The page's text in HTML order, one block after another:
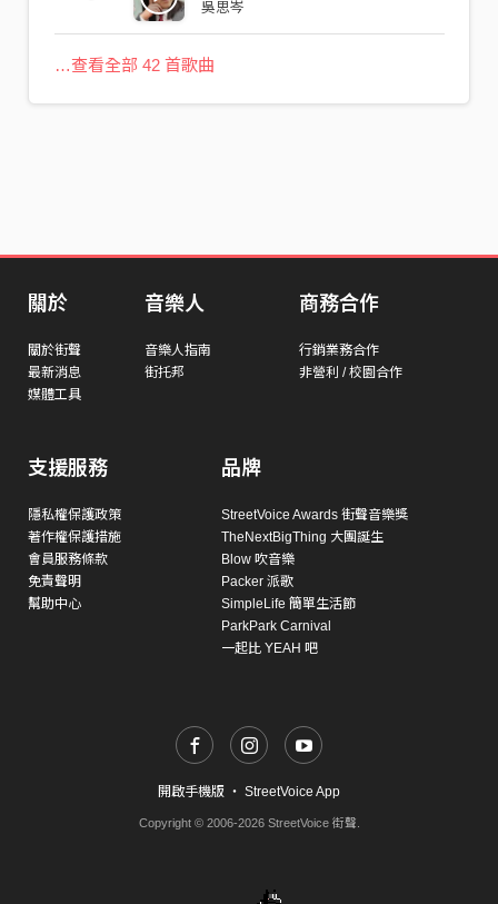
吳思岑
…查看全部 42 首歌曲
關於
關於街聲
最新消息
媒體工具
音樂人
音樂人指南
街托邦
商務合作
行銷業務合作
非營利 / 校園合作
支援服務
隱私權保護政策
著作權保護措施
會員服務條款
免責聲明
幫助中心
品牌
StreetVoice Awards 街聲音樂獎
TheNextBigThing 大團誕生
Blow 吹音樂
Packer 派歌
SimpleLife 簡單生活節
ParkPark Carnival
一起比 YEAH 吧
開啟手機版 ・ StreetVoice App
Copyright © 2006-2026 StreetVoice 街聲.